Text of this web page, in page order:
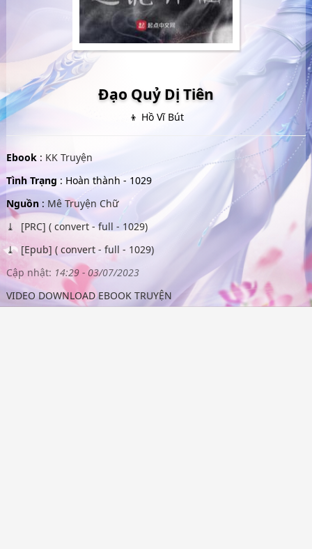
Đạo Quỷ Dị Tiên
👦 Hồ Vĩ Bút
Ebook : KK Truyện
Tình Trạng : Hoàn thành - 1029
Nguồn: Mê Truyện Chữ
[PRC] ( convert - full - 1029)
[Epub] ( convert - full - 1029)
Cập nhật: 14:29 - 03/07/2023
VIDEO DOWNLOAD EBOOK TRUYỆN